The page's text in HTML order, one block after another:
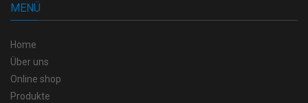
MENÜ
Home
Über uns
Online shop
Produkte